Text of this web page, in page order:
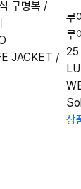
구명복 /
JACKET /
루
루
25
상